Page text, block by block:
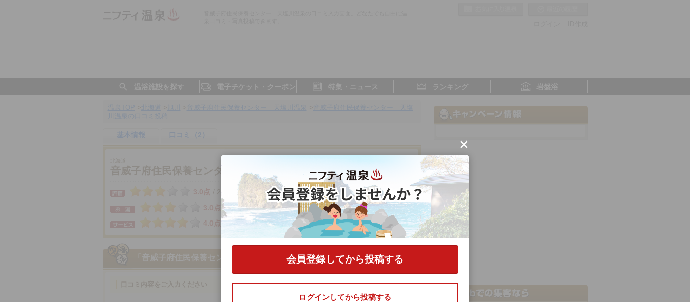
温浴施設を探す 電子チケット・クーポン 特集・ニュース ランキング 岩盤浴
基本情報 口コミ（2）
音威子府住民保養センター 天塩川温泉
3.0点 / 2件 北海道／旭川
3.0点
3.0点
4.0点
- 点
「音威子府住民保養センター 天塩川温泉」の口コミをする
×
会員登録してから投稿する
ログインしてから投稿する